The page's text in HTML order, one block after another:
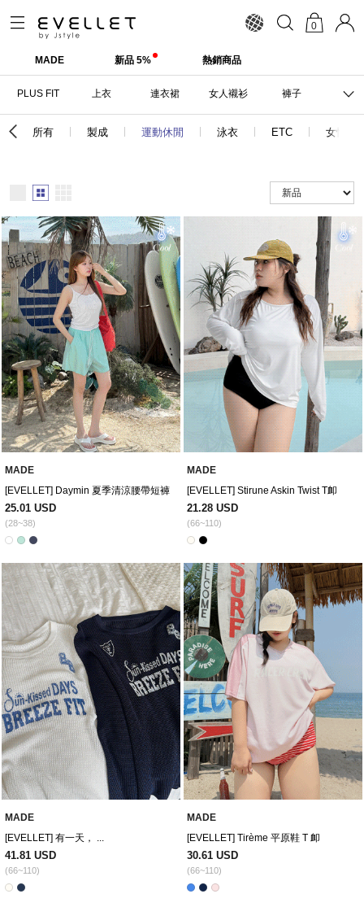
0
MADE 新品 5% 熱銷商品
PLUS FIT 上衣 連衣裙 女人襯衫 褲子
所有 製成 運動休閒 泳衣 ETC 女性著
MADE
[EVELLET] Daymin 夏季清涼腰帶短褲
25.01 USD
(28~38)
MADE
[EVELLET] Stirune Askin Twist T卹
21.28 USD
(66~110)
MADE
[EVELLET] 有一天， ...
41.81 USD
(66~110)
MADE
[EVELLET] Tirème 平原鞋 T 卹
30.61 USD
(66~110)